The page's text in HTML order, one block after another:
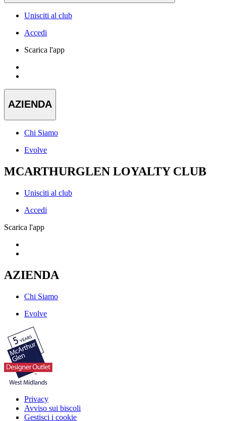
Unisciti al club
Accedi
Scarica l'app
AZIENDA
Chi Siamo
Evolve
MCARTHURGLEN LOYALTY CLUB
Unisciti al club
Accedi
Scarica l'app
AZIENDA
Chi Siamo
Evolve
Privacy
Avviso sui biscoli
Gestisci i cookie